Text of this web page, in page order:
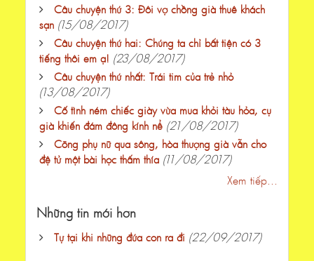
Câu chuyện thứ 3: Đôi vợ chồng già thuê khách
sạn (15/08/2017)
Câu chuyện thứ hai: Chúng ta chỉ bất tiện có 3
tiếng thôi em ạ! (23/08/2017)
Câu chuyện thứ nhất: Trái tim của trẻ nhỏ
(13/08/2017)
Cố tình ném chiếc giày vừa mua khỏi tàu hỏa, cụ
già khiến đám đông kính nể (21/08/2017)
Cõng phụ nữ qua sông, hòa thượng già vẫn cho
đệ tử một bài học thấm thía (11/08/2017)
Xem tiếp...
Những tin mới hơn
Tự tại khi những đứa con ra đi (22/09/2017)